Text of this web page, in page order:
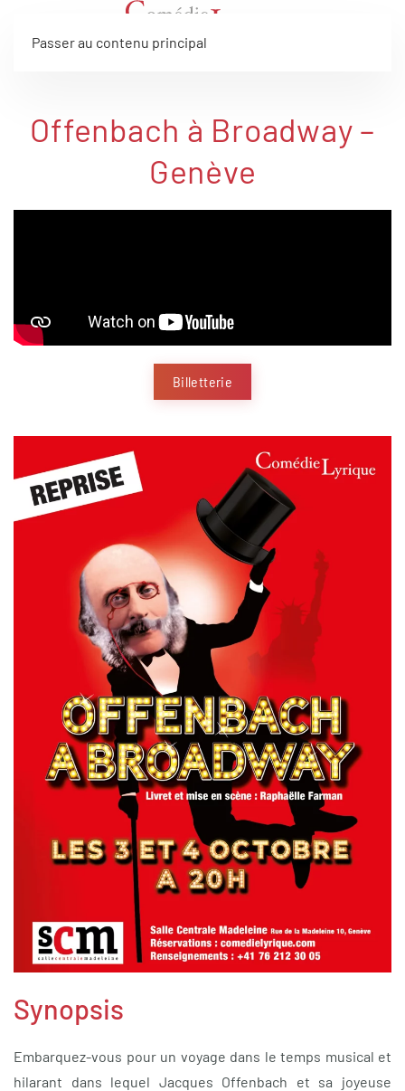
Passer au contenu principal
Offenbach à Broadway –
Genève
Billetterie
Synopsis
Embarquez-vous pour un voyage dans le temps musical et
hilarant dans lequel Jacques Offenbach et sa joyeuse